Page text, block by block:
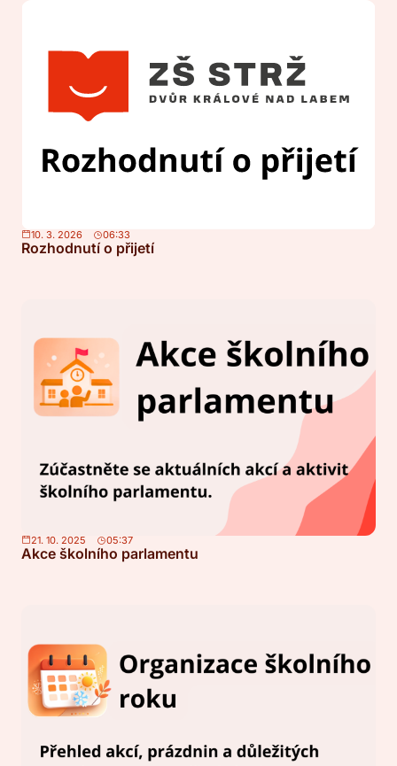
10. 3. 2026 06:33
Rozhodnutí o přijetí
21. 10. 2025 05:37
Akce školního parlamentu